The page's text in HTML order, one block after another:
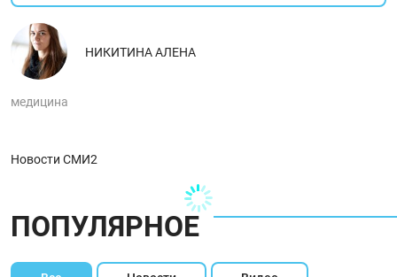
НИКИТИНА АЛЕНА
медицина
Новости СМИ2
ПОПУЛЯРНОЕ